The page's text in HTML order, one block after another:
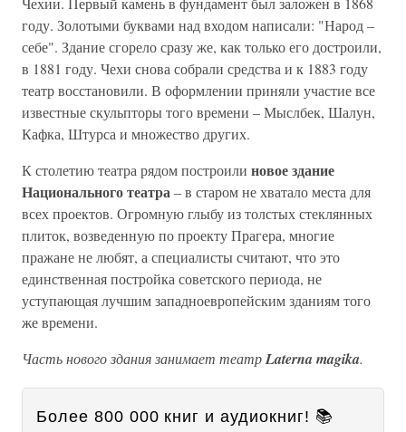
году. Золотыми буквами над входом написали: "Народ –
себе". Здание сгорело сразу же, как только его достроили,
в 1881 году. Чехи снова собрали средства и к 1883 году
театр восстановили. В оформлении приняли участие все
известные скульпторы того времени – Мыслбек, Шалун,
Кафка, Штурса и множество других.
К столетию театра рядом построили новое здание
Национального театра– в старом не хватало места для
всех проектов. Огромную глыбу из толстых стеклянных
плиток, возведенную по проекту Прагера, многие
пражане не любят, а специалисты считают, что это
единственная постройка советского периода, не
уступающая лучшим западноевропейским зданиям того
же времени.
Часть нового здания занимает театрLaterna magika.
Более 800 000 книг и аудиокниг! 📚